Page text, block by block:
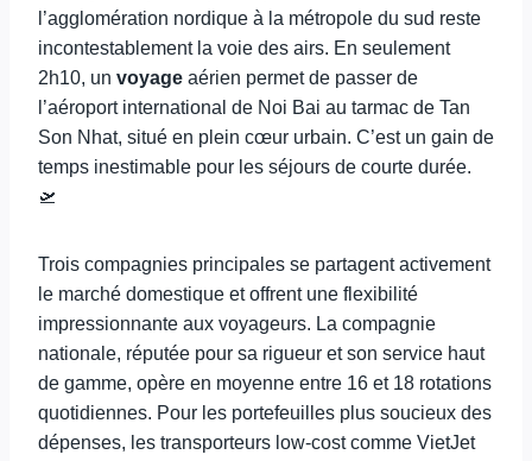
l’agglomération nordique à la métropole du sud reste
incontestablement la voie des airs. En seulement
2h10, un voyage aérien permet de passer de
l’aéroport international de Noi Bai au tarmac de Tan
Son Nhat, situé en plein cœur urbain. C’est un gain de
temps inestimable pour les séjours de courte durée.
🛫
Trois compagnies principales se partagent activement
le marché domestique et offrent une flexibilité
impressionnante aux voyageurs. La compagnie
nationale, réputée pour sa rigueur et son service haut
de gamme, opère en moyenne entre 16 et 18 rotations
quotidiennes. Pour les portefeuilles plus soucieux des
dépenses, les transporteurs low-cost comme VietJet